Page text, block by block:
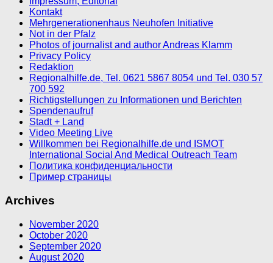
Kontakt
Mehrgenerationenhaus Neuhofen Initiative
Not in der Pfalz
Photos of journalist and author Andreas Klamm
Privacy Policy
Redaktion
Regionalhilfe.de, Tel. 0621 5867 8054 und Tel. 030 57
700 592
Richtigstellungen zu Informationen und Berichten
Spendenaufruf
Stadt + Land
Video Meeting Live
Willkommen bei Regionalhilfe.de und ISMOT
International Social And Medical Outreach Team
Политика конфиденциальности
Пример страницы
Archives
November 2020
October 2020
September 2020
August 2020